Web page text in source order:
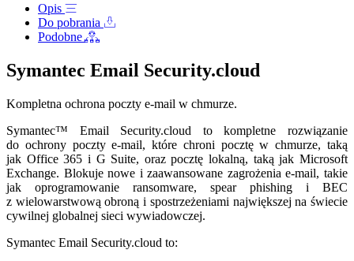
Opis
Do pobrania
Podobne
Symantec Email Security.cloud
Kompletna ochrona poczty e-mail w chmurze.
Symantec™ Email Security.cloud to kompletne rozwiązanie
do ochrony poczty e-mail, które chroni pocztę w chmurze, taką
jak Office 365 i G Suite, oraz pocztę lokalną, taką jak Microsoft
Exchange. Blokuje nowe i zaawansowane zagrożenia e-mail, takie
jak oprogramowanie ransomware, spear phishing i BEC
z wielowarstwową obroną i spostrzeżeniami największej na świecie
cywilnej globalnej sieci wywiadowczej.
Symantec Email Security.cloud to: